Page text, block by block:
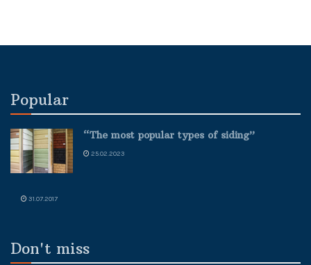
Popular
“The most popular types of siding”
25.02.2023
31.07.2017
Don't miss